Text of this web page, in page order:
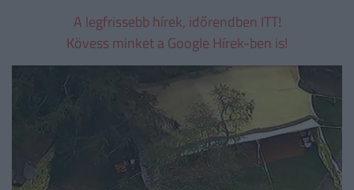
A legfrissebb hírek, időrendben ITT!
Kövess minket a Google Hírek-ben is!